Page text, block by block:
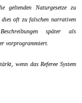
geltenden Naturgesetze zu
dies oft zu falschen narrativen
später als
vorprogrammiert.
wenn das Referee System